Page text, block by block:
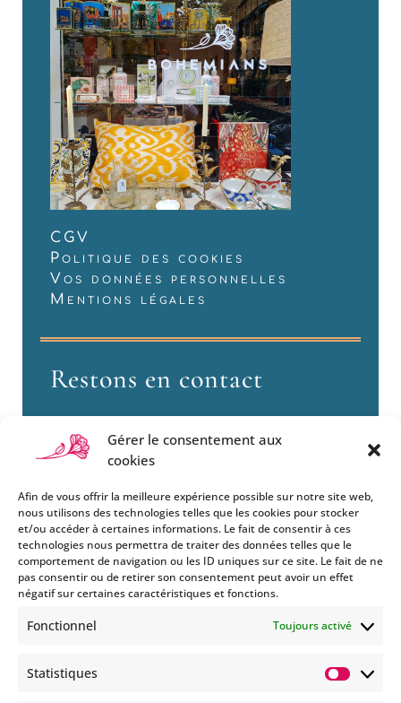
Gérer le consentement aux
cookies
Afin de vous offrir la meilleure expérience possible sur notre site web,
nous utilisons des technologies telles que les cookies pour stocker
et/ou accéder à certaines informations. Le fait de consentir à ces
technologies nous permettra de traiter des données telles que le
comportement de navigation ou les ID uniques sur ce site. Le fait de ne
pas consentir ou de retirer son consentement peut avoir un effet
négatif sur certaines caractéristiques et fonctions.
Fonctionnel Toujours activé
Statistiques
CGV
Politique des cookies
Vos données personnelles
Mentions légales
Restons en contact
Si vous souhaitez être informés
des nouveautés et évènements
que nous organisons
abonnez-vous à notre
de nos MMS.